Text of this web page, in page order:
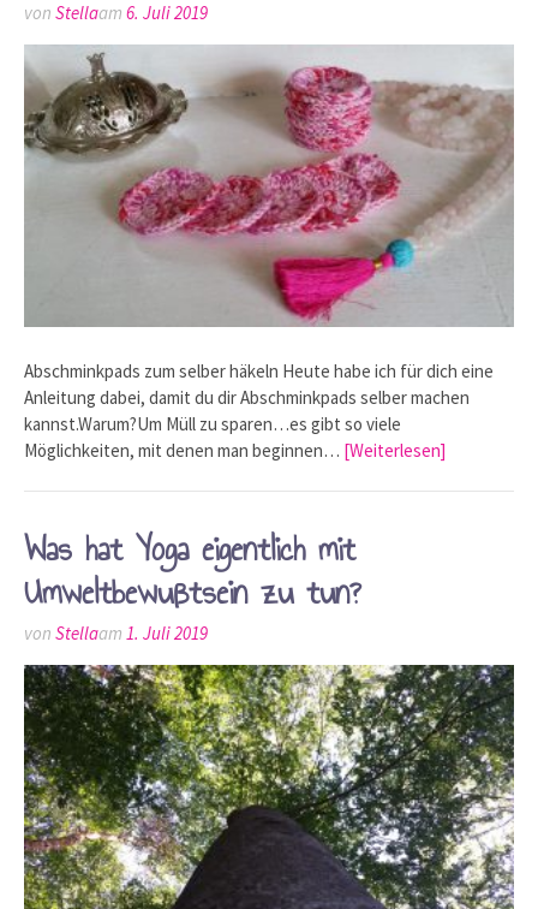
von Stellaam 6. Juli 2019
Abschminkpads zum selber häkeln Heute habe ich für dich eine
Anleitung dabei, damit du dir Abschminkpads selber machen
kannst.Warum?Um Müll zu sparen…es gibt so viele
Möglichkeiten, mit denen man beginnen… [Weiterlesen]
Was hat Yoga eigentlich mit
Umweltbewußtsein zu tun?
von Stellaam 1. Juli 2019